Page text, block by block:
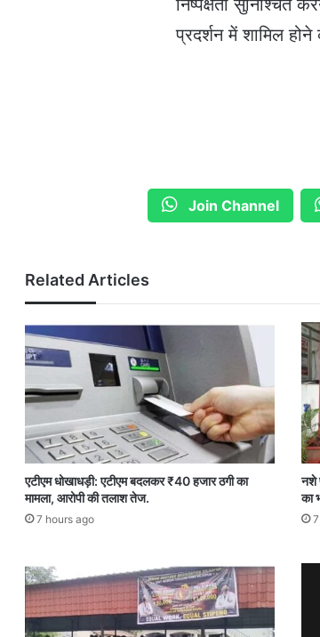
निष्पक्षता सुनिश्चित
प्रदर्शन में शामिल
Join Channel
Related Articles
एटीएम धोखाधड़ी: एटीएम बदलकर ₹40 हजार ठगी का
मामला, आरोपी की तलाश तेज.
7 hours ago
नशे
का